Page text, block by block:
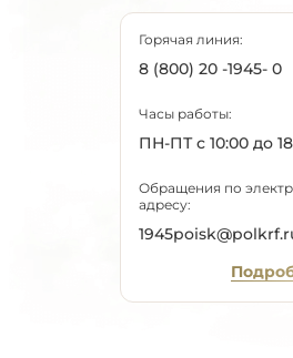
Горячая линия:
8 (800) 20 -1945- 0
Часы работы:
ПН-ПТ с 10:00 до
Обращения по
адресу: